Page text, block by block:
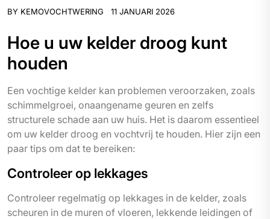
BY KEMOVOCHTWERING 11 JANUARI 2026
Hoe u uw kelder droog kunt
houden
Een vochtige kelder kan problemen veroorzaken, zoals
schimmelgroei, onaangename geuren en zelfs
structurele schade aan uw huis. Het is daarom essentieel
om uw kelder droog en vochtvrij te houden. Hier zijn een
paar tips om dat te bereiken:
Controleer op lekkages
Controleer regelmatig op lekkages in de kelder, zoals
scheuren in de muren of vloeren, lekkende leidingen of